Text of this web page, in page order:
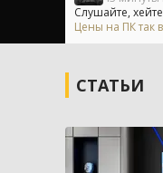
Слушайте,
Цены на ПК так
СТАТЬИ